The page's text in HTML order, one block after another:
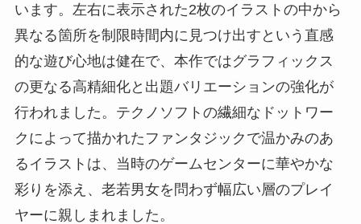
います。左右に表示された2枚のイラストの中から
異なる箇所を制限時間内に見つけ出すという直感
的な遊び心地は健在で、本作ではグラフィックス
の更なる高精細化と出題バリエーションの強化が
行われました。テクノソフトの繊細なドットワー
クによって描かれたファンタジックで温かみのあ
るイラストは、当時のゲームセンターに華やかな
彩りを添え、老若男女を問わず幅広い層のプレイ
ヤーに親しまれました。